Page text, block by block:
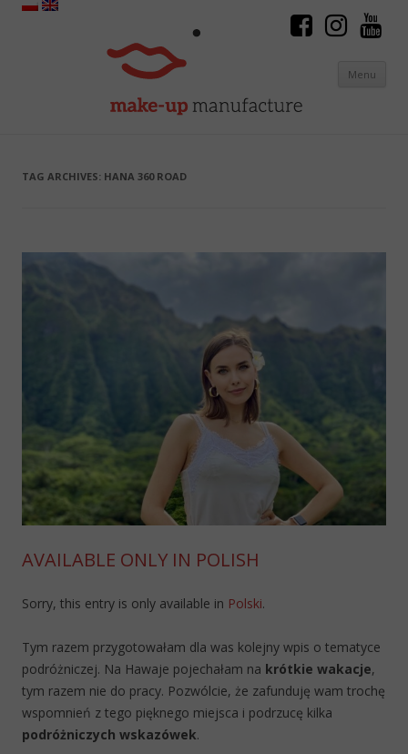
Menu
TAG ARCHIVES: HANA 360 ROAD
AVAILABLE ONLY IN POLISH
Sorry, this entry is only available in Polski.
Tym razem przygotowałam dla was kolejny wpis o tematyce
podróżniczej. Na Hawaje pojechałam na krótkie wakacje,
tym razem nie do pracy. Pozwólcie, że zafunduję wam trochę
wspomnień z tego pięknego miejsca i podrzucę kilka
podróżniczych wskazówek.